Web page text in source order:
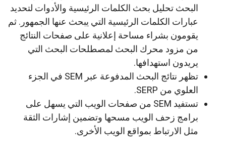
البحث تحليل بحث الكلمات الرئيسية والأدوات لتحديد
عبارات الكلمات الرئيسية التي يبحث عنها الجمهور. ثم
يقومون بشراء مساحة إعلانية على صفحات النتائج
من مزود محرك البحث لمصطلحات البحث التي
يريدون استهدافها.
تظهر نتائج البحث المدفوعة عبر SEM في الجزء
العلوي من SERP.
تستفيد SEM من صفحات الويب التي يسهل على
برامج زحف الويب مسحها وتضمين إشارات الثقة
مثل الارتباط بمواقع الويب الأخرى.